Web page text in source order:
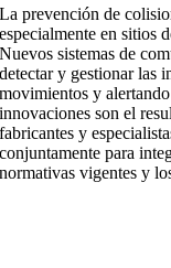
La prevención de
especialmente en sitios
Nuevos sistemas de
detectar y gestionar las
movimientos y
innovaciones son el
fabricantes y
conjuntamente para
normativas vigentes y